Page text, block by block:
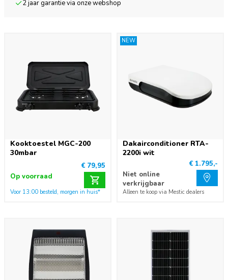
2 jaar garantie via onze webshop
Kooktoestel MGC-200
30mbar
€ 79,95
Op voorraad
Voor 13:00 besteld, morgen in huis*
NEW
Dakairconditioner RTA-
2200i wit
€ 1.795,-
Niet online
verkrijgbaar
Alleen te koop via Mestic dealers